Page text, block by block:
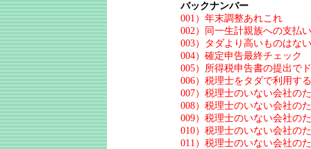
バックナンバー
001）年末調整あれこれ
002）同一生計親族への支払い
003）タダより高いものはな
004）確定申告最終チェック
005）所得税申告書の提出で
006）税理士をタダで利用す
007）税理士のいない会社の
008）税理士のいない会社の
009）税理士のいない会社の
010）税理士のいない会社の
011）税理士のいない会社の